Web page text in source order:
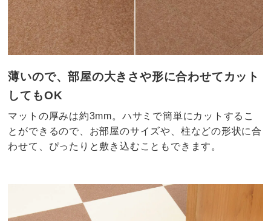
薄いので、部屋の大きさや形に合わせてカット
してもOK
マットの厚みは約3mm。ハサミで簡単にカットするこ
とができるので、お部屋のサイズや、柱などの形状に合
わせて、ぴったりと敷き込むこともできます。